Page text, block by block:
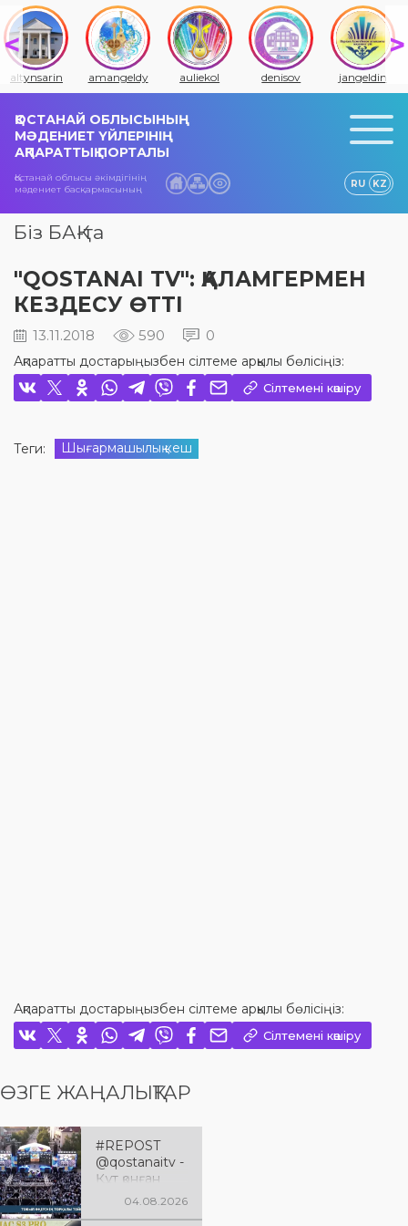
altynsarin amangeldy auliekol denisov jangeldin
ҚОСТАНАЙ ОБЛЫСЫНЫҢ
МӘДЕНИЕТ ҮЙЛЕРІНІҢ
АҚПАРАТТЫҚ ПОРТАЛЫ
Қостанай облысы әкімдігінің
мәдениет басқармасының
RU KZ
Біз БАҚ-та
"QOSTANAI TV": ҚАЛАМГЕРМЕН
КЕЗДЕСУ ӨТТІ
13.11.2018 590 0
Ақпаратты достарыңызбен сілтеме арқылы бөлісіңіз:
Сілтемені көшіру
Теги: Шығармашылық кеш
Ақпаратты достарыңызбен сілтеме арқылы бөлісіңіз:
Сілтемені көшіру
ӨЗГЕ ЖАҢАЛЫҚТАР
#REPOST
@qostanaitv -
Құт қонған
Қостанай
04.08.2026